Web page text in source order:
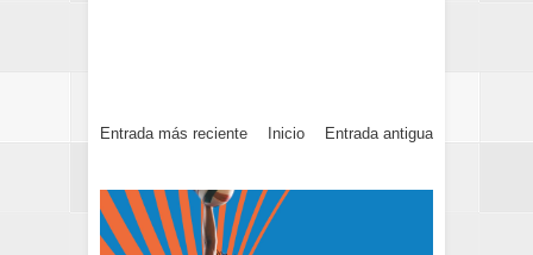
Entrada más reciente Entrada antigua
Inicio